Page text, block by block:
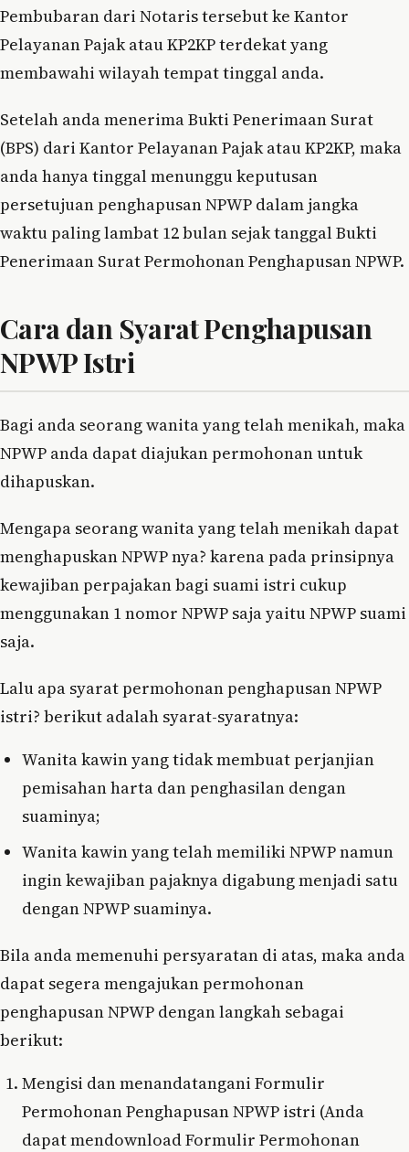
Pembubaran dari Notaris tersebut ke Kantor
Pelayanan Pajak atau KP2KP terdekat yang
membawahi wilayah tempat tinggal anda.
Setelah anda menerima Bukti Penerimaan Surat
(BPS) dari Kantor Pelayanan Pajak atau KP2KP, maka
anda hanya tinggal menunggu keputusan
persetujuan penghapusan NPWP dalam jangka
waktu paling lambat 12 bulan sejak tanggal Bukti
Penerimaan Surat Permohonan Penghapusan NPWP.
Cara dan Syarat Penghapusan
NPWP Istri
Bagi anda seorang wanita yang telah menikah, maka
NPWP anda dapat diajukan permohonan untuk
dihapuskan.
Mengapa seorang wanita yang telah menikah dapat
menghapuskan NPWP nya? karena pada prinsipnya
kewajiban perpajakan bagi suami istri cukup
menggunakan 1 nomor NPWP saja yaitu NPWP suami
saja.
Lalu apa syarat permohonan penghapusan NPWP
istri? berikut adalah syarat-syaratnya:
Wanita kawin yang tidak membuat perjanjian
pemisahan harta dan penghasilan dengan
suaminya;
Wanita kawin yang telah memiliki NPWP namun
ingin kewajiban pajaknya digabung menjadi satu
dengan NPWP suaminya.
Bila anda memenuhi persyaratan di atas, maka anda
dapat segera mengajukan permohonan
penghapusan NPWP dengan langkah sebagai
berikut:
Mengisi dan menandatangani Formulir
Permohonan Penghapusan NPWP istri (Anda
dapat mendownload Formulir Permohonan